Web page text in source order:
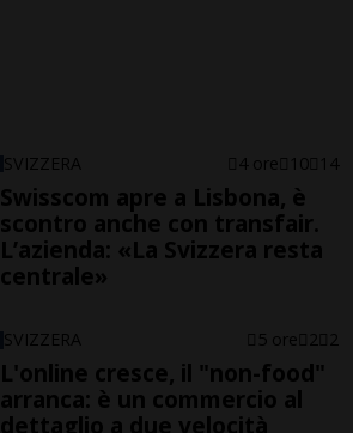
SVIZZERA 4 ore 10 14
Swisscom apre a Lisbona, è
scontro anche con transfair.
L’azienda: «La Svizzera resta
centrale»
SVIZZERA 5 ore 2 2
L'online cresce, il "non-food"
arranca: è un commercio al
dettaglio a due velocità